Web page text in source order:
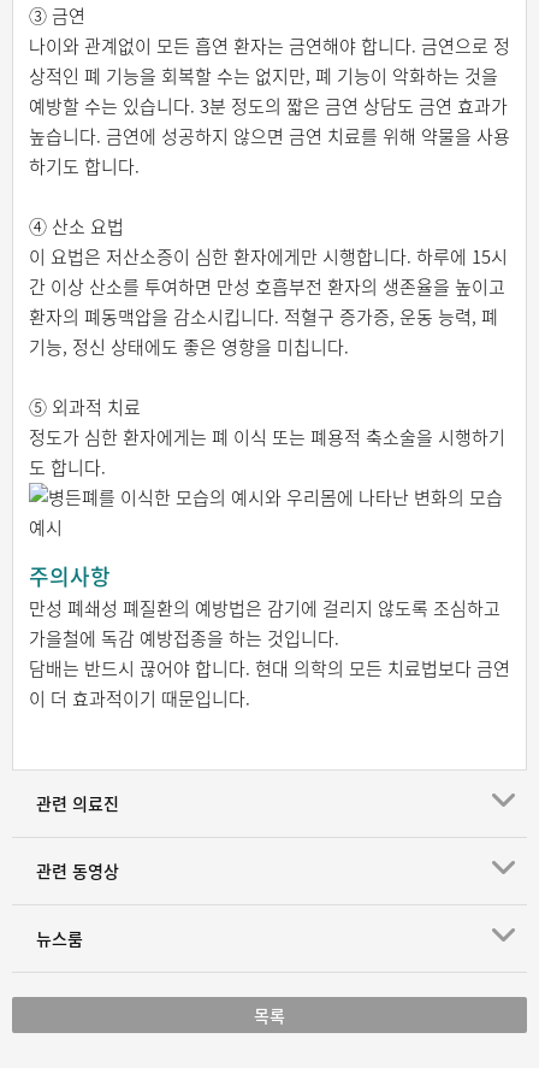
③ 금연
나이와 관계없이 모든 흡연 환자는 금연해야 합니다. 금연으로 정
상적인 폐 기능을 회복할 수는 없지만, 폐 기능이 악화하는 것을
예방할 수는 있습니다. 3분 정도의 짧은 금연 상담도 금연 효과가
높습니다. 금연에 성공하지 않으면 금연 치료를 위해 약물을 사용
하기도 합니다.
④ 산소 요법
이 요법은 저산소증이 심한 환자에게만 시행합니다. 하루에 15시
간 이상 산소를 투여하면 만성 호흡부전 환자의 생존율을 높이고
환자의 폐동맥압을 감소시킵니다. 적혈구 증가증, 운동 능력, 폐
기능, 정신 상태에도 좋은 영향을 미칩니다.
⑤ 외과적 치료
정도가 심한 환자에게는 폐 이식 또는 폐용적 축소술을 시행하기
도 합니다.
주의사항
만성 폐쇄성 폐질환의 예방법은 감기에 걸리지 않도록 조심하고
가을철에 독감 예방접종을 하는 것입니다.
담배는 반드시 끊어야 합니다. 현대 의학의 모든 치료법보다 금연
이 더 효과적이기 때문입니다.
관련 의료진
관련 동영상
뉴스룸
목록